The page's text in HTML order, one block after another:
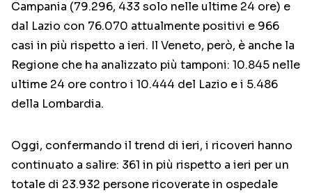
Campania (79.296, 433 solo nelle ultime 24 ore) e
dal Lazio con 76.070 attualmente positivi e 966
casi in più rispetto a ieri. Il Veneto, però, è anche la
Regione che ha analizzato più tamponi: 10.845 nelle
ultime 24 ore contro i 10.444 del Lazio e i 5.486
della Lombardia.
Oggi, confermando il trend di ieri, i ricoveri hanno
continuato a salire: 361 in più rispetto a ieri per un
totale di 23.932 persone ricoverate in ospedale